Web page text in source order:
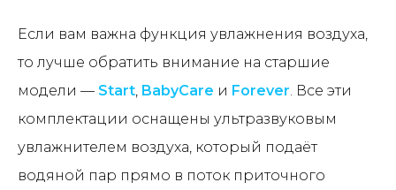
Если вам важна функция увлажнения воздуха,
то лучше обратить внимание на старшие
модели — Start, BabyCare и Forever. Все эти
комплектации оснащены ультразвуковым
увлажнителем воздуха, который подаёт
водяной пар прямо в поток приточного